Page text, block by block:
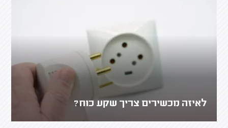
לאיזה מכשירים צריך שקע כוח?